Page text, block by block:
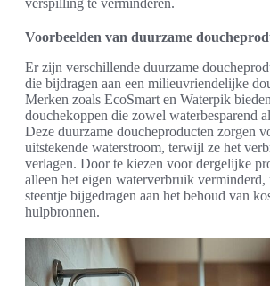
verspilling te verminderen.
Voorbeelden van duurzame
Er zijn verschillende duurzame
die bijdragen aan een milieuvriendelijke
Merken zoals EcoSmart en Waterpik
douchekoppen die zowel waterbesparend
Deze duurzame doucheproducten zorgen
uitstekende waterstroom, terwijl ze het
verlagen. Door te kiezen voor dergelijke
alleen het eigen waterverbruik verminderd,
steentje bijgedragen aan het behoud van
hulpbronnen.